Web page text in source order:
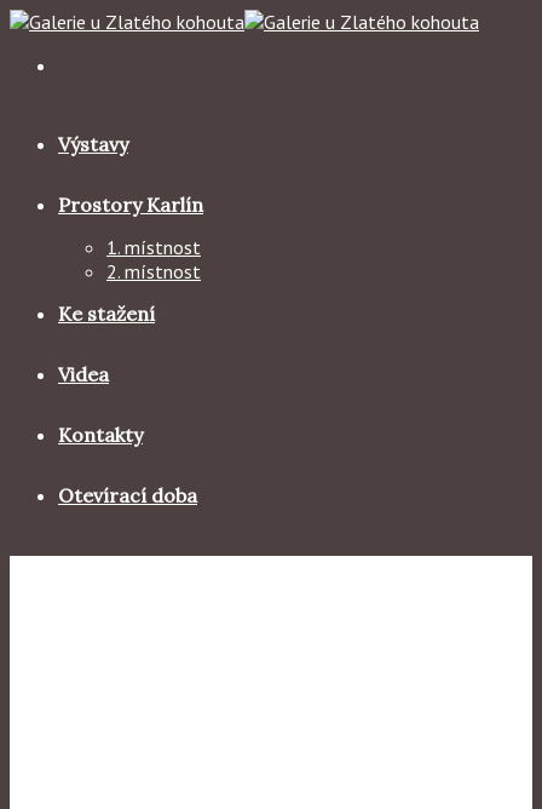
Skip
content
Výstavy
Prostory Karlín
1. místnost
2. místnost
Ke stažení
Videa
Kontakty
Otevírací doba